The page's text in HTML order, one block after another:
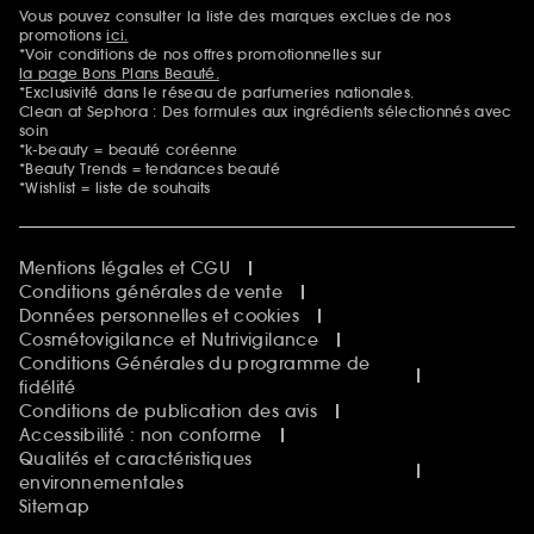
Sephora Beautiful Club
Clean at Sephora
Idées & Inspirations Beauté
Mentions additionnelles
Vous pouvez consulter la liste des marques exclues de nos
promotionsici.
*Voir conditions de nos offres promotionnelles sur
la page Bons Plans Beauté.
*Exclusivité dans le réseau de parfumeries nationales.
Clean at Sephora : Des formules aux ingrédients sélectionnés avec
soin
*k-beauty = beauté coréenne
*Beauty Trends = tendances beauté
*Wishlist = liste de souhaits
Mentions légales et CGU
Conditions générales de vente
Données personnelles et cookies
Cosmétovigilance et Nutrivigilance
Conditions Générales du programme de
fidélité
Conditions de publication des avis
Accessibilité : non conforme
Qualités et caractéristiques
environnementales
Sitemap